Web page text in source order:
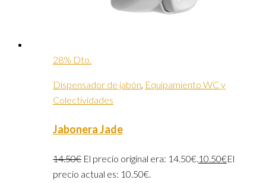
28% Dto.
Dispensador de jabón, Equipamiento WC y
Colectividades
Jabonera Jade
14.50€ El precio original era: 14.50€.10.50€El
precio actual es: 10.50€.